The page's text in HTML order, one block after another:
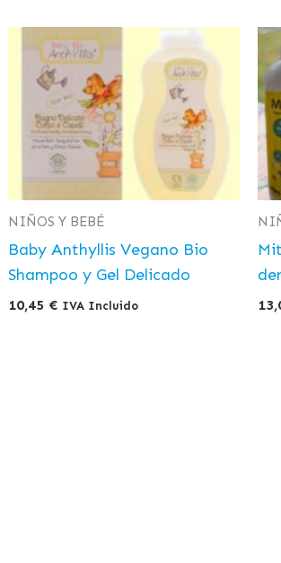
NIÑOS Y BEBÉ
Baby Anthyllis Vegano Bio
Shampoo y Gel Delicado
10,45 € IVA Incluido